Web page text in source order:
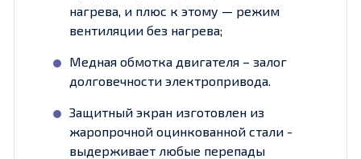
нагрева, и плюс к этому — режим
вентиляции без нагрева;
Медная обмотка двигателя – залог
долговечности электропривода.
Защитный экран изготовлен из
жаропрочной оцинкованной стали -
выдерживает любые перепады